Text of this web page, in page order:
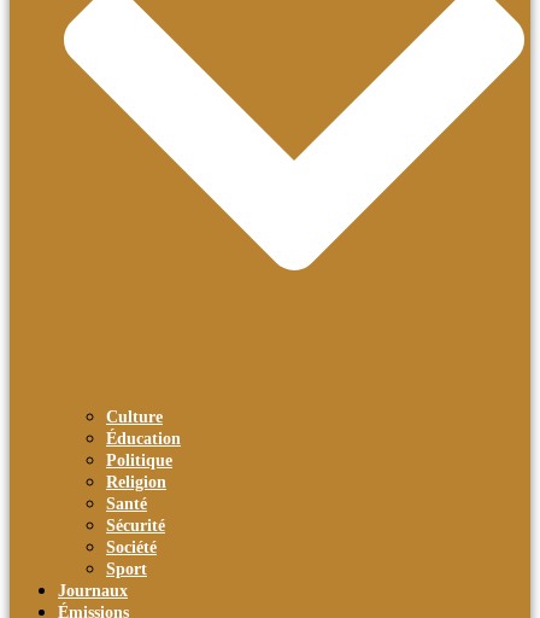
Culture
Éducation
Politique
Religion
Santé
Sécurité
Société
Sport
Journaux
Émissions